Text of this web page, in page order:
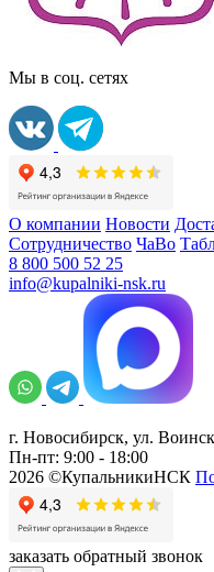
Мы в соц. сетях
О компании Новости
Сотрудничество ЧаВо
8 800 500 52 25
info@kupalniki-nsk.ru
г. Новосибирск, ул.
Пн-пт: 9:00 - 18:00
2026 ©КупальникиНСК
заказать обратный звонок